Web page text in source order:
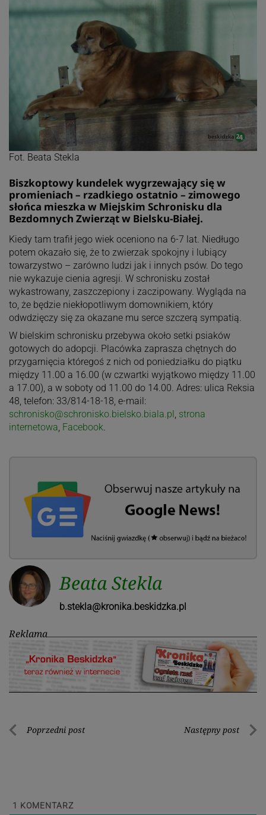
Fot. Beata Stekla
Biszkoptowy kundelek wygrzewający się w
promieniach – rzadkiego ostatnio – zimowego
słońca mieszka w Miejskim Schronisku dla
Bezdomnych Zwierząt w Bielsku-Białej.
Kiedy tam trafił jego wiek oceniono na 6-7 lat. Niedługo
potem okazało się, że to zwierzak spokojny i lubiący
towarzystwo – zarówno ludzi jak i innych psów. Do tego
nie wykazuje cienia agresji. W schronisku został
wykastrowany, zaszczepiony i zaczipowany. Wygląda na
to, że będzie niekłopotliwym domownikiem, który
odwdzięczy się za okazane mu serce szczerą sympatią.
W bielskim schronisku przebywa około setki psiaków
gotowych do adopcji. Placówka zaprasza chętnych do
przygarnięcia któregoś z nich od poniedziałku do piątku
między 11.00 a 16.00 (w czwartki wyjątkowo między 11.00
a 17.00), a w soboty od 11.00 do 14.00. Adres: ulica Reksia
48, telefon: 33/814-18-18, e-mail:
schronisko@schronisko.bielsko.biala.pl , strona
internetowa, Facebook.
Beata Stekla
b.stekla@kronika.beskidzka.pl
Reklama
Nawigacja
Poprzedni post Następny post
1 KOMENTARZ